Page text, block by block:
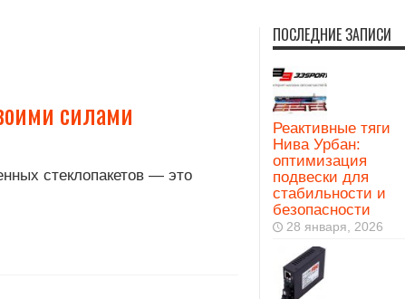
силами
стеклопакетов — это
ПОСЛЕДНИЕ ЗАПИСИ
Реактивные тяги
Нива Урбан:
оптимизация
подвески для
стабильности и
безопасности
28 января, 2026